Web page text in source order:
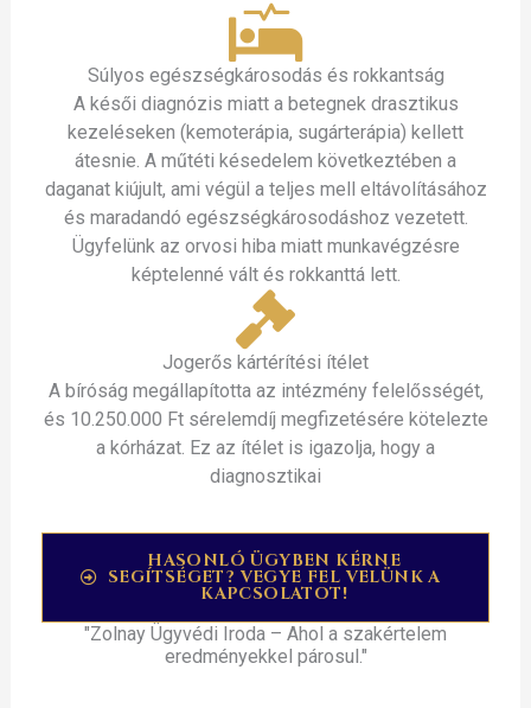
Súlyos egészségkárosodás és rokkantság
A késői diagnózis miatt a betegnek drasztikus
kezeléseken (kemoterápia, sugárterápia) kellett
átesnie. A műtéti késedelem következtében a
daganat kiújult, ami végül a teljes mell eltávolításához
és maradandó egészségkárosodáshoz vezetett.
Ügyfelünk az orvosi hiba miatt munkavégzésre
képtelenné vált és rokkanttá lett.
Jogerős kártérítési ítélet
A bíróság megállapította az intézmény felelősségét,
és 10.250.000 Ft sérelemdíj megfizetésére kötelezte
a kórházat. Ez az ítélet is igazolja, hogy a
diagnosztikai
HASONLÓ ÜGYBEN KÉRNE
SEGÍTSÉGET? VEGYE FEL VELÜNK A
KAPCSOLATOT!
"Zolnay Ügyvédi Iroda – Ahol a szakértelem
eredményekkel párosul."